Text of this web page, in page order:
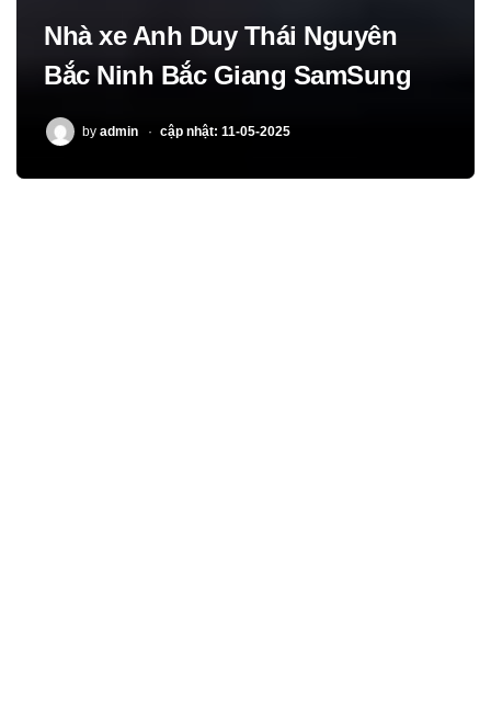
Nhà xe Anh Duy Thái Nguyên
Bắc Ninh Bắc Giang SamSung
POSTED
by admin cập nhật: 11-05-2025